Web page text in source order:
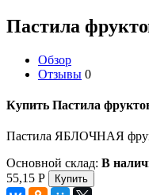
Пастила
Обзор
Отзывы 0
Купить Пастила
Пастила ЯБЛОЧНАЯ
Основной склад: В
55,15 Р